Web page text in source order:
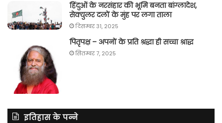
हिंदुओं के नरसंहार की भूमि बनता बांग्लादेश,
सेक्युलर दलों के मुंह पर लगा ताला
दिसम्बर 31, 2025
पितृपक्ष – अपनों के प्रति श्रद्धा ही सच्चा श्राद्ध
सितम्बर 7, 2025
इतिहास के पन्ने